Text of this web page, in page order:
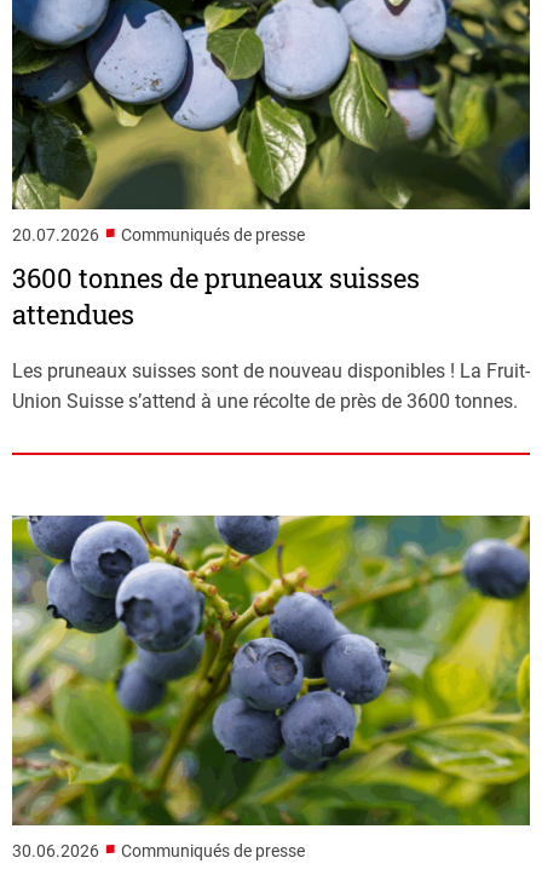
20.07.2026 ■ Communiqués de presse
3600 tonnes de pruneaux suisses
attendues
Les pruneaux suisses sont de nouveau disponibles ! La Fruit-
Union Suisse s’attend à une récolte de près de 3600 tonnes.
30.06.2026 ■ Communiqués de presse